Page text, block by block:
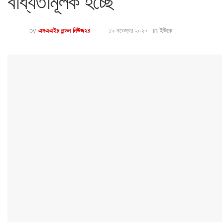
by এমএএইচ লন্ডন নিউজ২৪ ১৯ নভেম্বর ২০২০ in ইউকে